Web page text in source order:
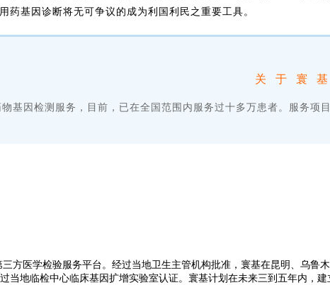
药基因诊断将无可争议的成为利国利民之重要工具。
关于寰
基因检测服务，目前，已在全国范围内服务过十多万患者。服务
方医学检验服务平台。经过当地卫生主管机构批准，寰基在昆明、乌
当地临检中心临床基因扩增实验室认证。寰基计划在未来三到五年内，